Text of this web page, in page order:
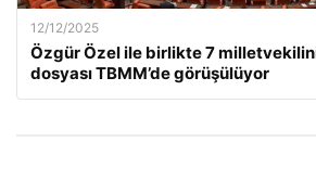
12/12/2025
Özgür Özel ile birlikte 7
dosyası TBMM’de görüşülüyor